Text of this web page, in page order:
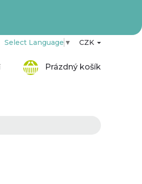
Select Language ▼ CZK
Prázdný košík